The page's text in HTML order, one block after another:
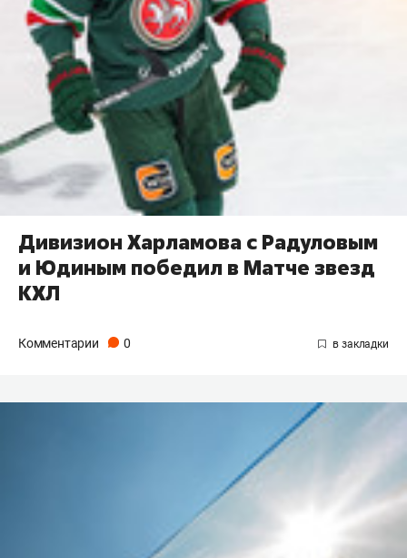
Дивизион Харламова с Радуловым
и Юдиным победил в Матче звезд
КХЛ
Комментарии 0